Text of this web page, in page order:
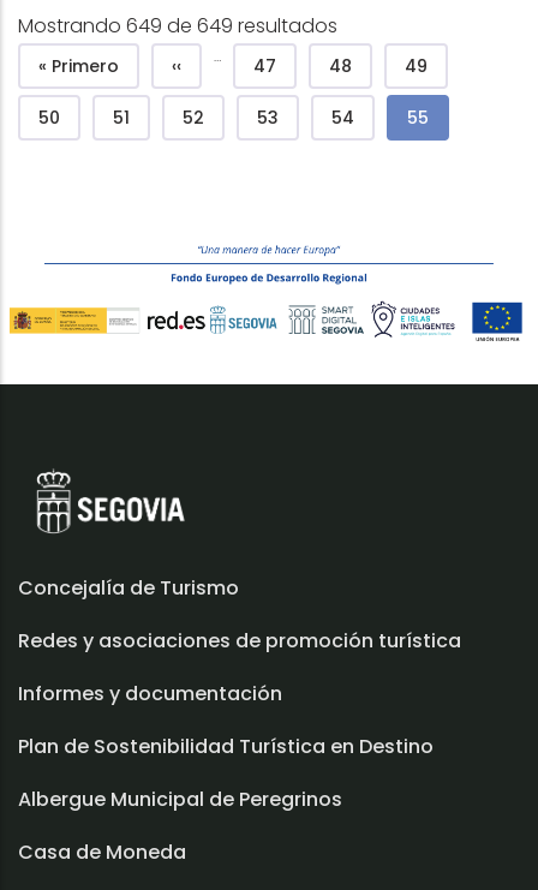
Mostrando 649 de 649 resultados
Pagination
First page
« Primero Previous page
‹‹ … Page
47 Page
48 Page
49
Page
50 Page
51 Page
52 Page
53 Page
54 Current page
55
Concejalía de Turismo
Redes y asociaciones de promoción turística
Informes y documentación
Plan de Sostenibilidad Turística en Destino
Albergue Municipal de Peregrinos
Casa de Moneda